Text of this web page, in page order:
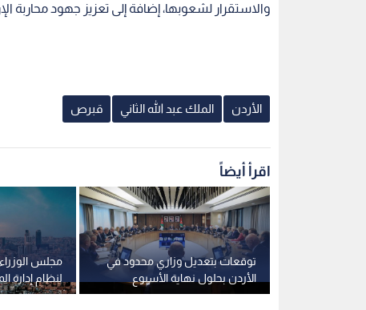
والاستقرار لشعوبها، إضافة إلى تعزيز جهود
الأردن الملك عبد الله الثاني قبرص
اقرأ أيضاً
مجلس
لنظام إدارة
القطاع العام
توقعات بتعديل وزاري محدود في
الأردن بحلول نهاية الأسبوع
وسط جدل حول معايير الاختيار